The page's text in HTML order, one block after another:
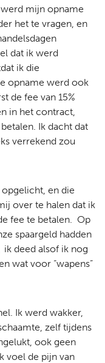
werd mijn opname
het te vragen, en
dat ik werd
ik die
opname werd ook
de fee van 15%
in het contract,
Ik dacht dat
verrekend zou
en die
over te halen dat ik
fee te betalen. Op
spaargeld hadden
deed alsof ik nog
wat voor “wapens”
Ik werd wakker,
zelf tijdens
ook geen
voel de pijn van